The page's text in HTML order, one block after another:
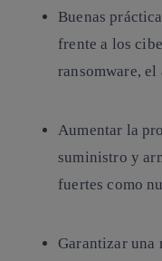
Buenas
frente a los
ransomware, el
Aumentar la
suministro y
fuertes como
Garantizar una